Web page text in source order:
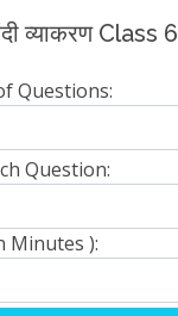
व्याकरण Class 6
Questions:
Question:
Minutes ):